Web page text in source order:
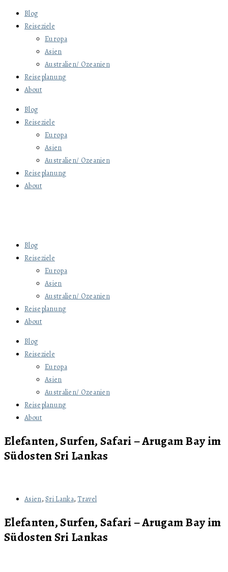
Blog
Reiseziele
Europa
Asien
Australien/ Ozeanien
Reiseplanung
About
Blog
Reiseziele
Europa
Asien
Australien/ Ozeanien
Reiseplanung
About
Blog
Reiseziele
Europa
Asien
Australien/ Ozeanien
Reiseplanung
About
Blog
Reiseziele
Europa
Asien
Australien/ Ozeanien
Reiseplanung
About
Elefanten, Surfen, Safari – Arugam Bay im
Südosten Sri Lankas
Asien,Sri Lanka,Travel
Elefanten, Surfen, Safari – Arugam Bay im
Südosten Sri Lankas